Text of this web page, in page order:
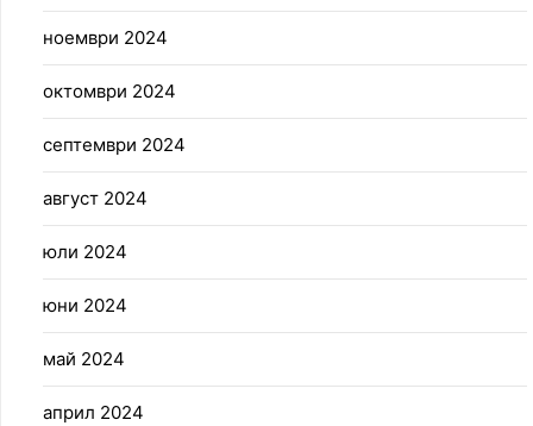
ноември 2024
октомври 2024
септември 2024
август 2024
юли 2024
юни 2024
май 2024
април 2024